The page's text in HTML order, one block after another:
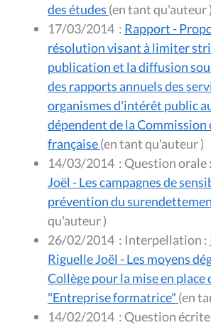
des études
(en tant qu'auteur )
17/03/2014 : Rapport -
résolution visant à limiter
publication et la diffusion
des rapports annuels des
organismes d'intérêt public
dépendent de la
française
(en tant qu'auteur )
14/03/2014 : Question orale :
Joël - Les campagnes de
prévention du
qu'auteur )
26/02/2014 : Interpellation :
Riguelle Joël - Les moyens
Collège pour la mise en place
"Entreprise formatrice"
14/02/2014 :